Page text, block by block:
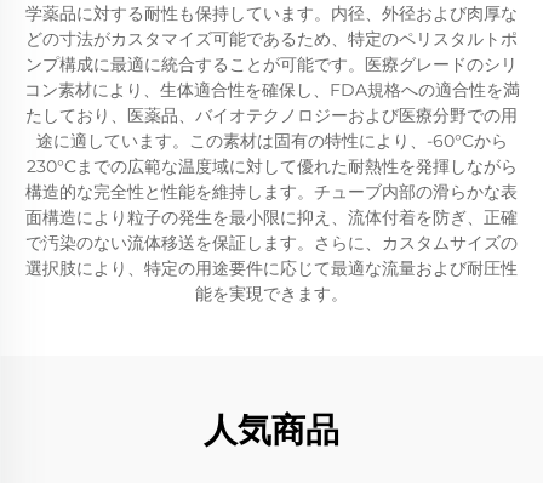
学薬品に対する耐性も保持しています。内径、外径および肉厚な
どの寸法がカスタマイズ可能であるため、特定のペリスタルトポ
ンプ構成に最適に統合することが可能です。医療グレードのシリ
コン素材により、生体適合性を確保し、FDA規格への適合性を満
たしており、医薬品、バイオテクノロジーおよび医療分野での用
途に適しています。この素材は固有の特性により、-60°Cから
230°Cまでの広範な温度域に対して優れた耐熱性を発揮しながら
構造的な完全性と性能を維持します。チューブ内部の滑らかな表
面構造により粒子の発生を最小限に抑え、流体付着を防ぎ、正確
で汚染のない流体移送を保証します。さらに、カスタムサイズの
選択肢により、特定の用途要件に応じて最適な流量および耐圧性
能を実現できます。
人気商品